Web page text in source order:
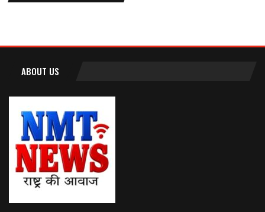
ABOUT US